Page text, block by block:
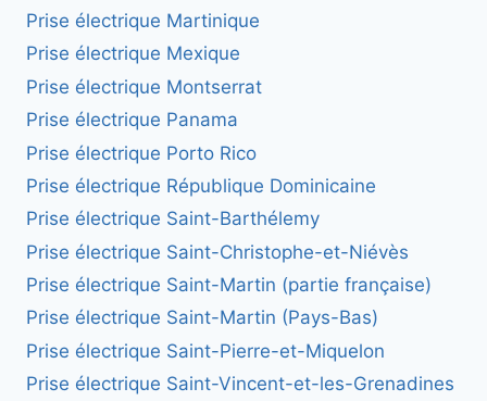
Prise électrique Martinique
Prise électrique Mexique
Prise électrique Montserrat
Prise électrique Panama
Prise électrique Porto Rico
Prise électrique République Dominicaine
Prise électrique Saint-Barthélemy
Prise électrique Saint-Christophe-et-Niévès
Prise électrique Saint-Martin (partie française)
Prise électrique Saint-Martin (Pays-Bas)
Prise électrique Saint-Pierre-et-Miquelon
Prise électrique Saint-Vincent-et-les-Grenadines